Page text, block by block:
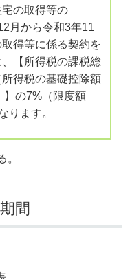
の取得等の
月から令和3年11
得等に係る契約を
【所得税の課税総
得税の基礎控除額
】の7%（限度額
ります。
。
間